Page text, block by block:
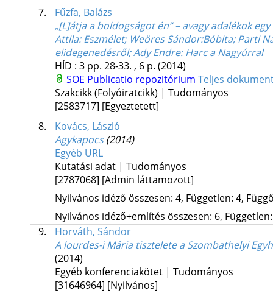
7.
Fűzfa, Balázs
„[L]átja a boldogságot én” – avagy adalékok
Attila: Eszmélet; Weöres Sándor:Bóbita; Parti
elidegenedésről; Ady Endre: Harc a Nagyúrral
HÍD : 3 pp. 28-33. , 6 p. (2014)
SOE Publicatio repozitórium Teljes
Szakcikk (Folyóiratcikk) | Tudományos
[2583717] [Egyeztetett]
8.
Kovács, László
Agykapocs (2014)
Egyéb URL
Kutatási adat | Tudományos
[2787068] [Admin láttamozott]
Nyilvános idéző összesen: 4, Független: 4,
Nyilvános idéző+említés összesen: 6,
9.
Horváth, Sándor
A lourdes-i Mária tisztelete a Szombathelyi
(2014)
Egyéb konferenciakötet | Tudományos
[31646964] [Nyilvános]